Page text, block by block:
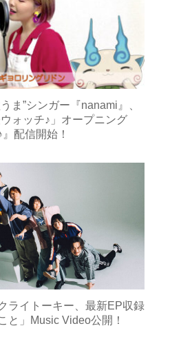
ま”シンガー『nanami』、
ォッチ♪」オープニング
配信開始！
ライトーキー、最新EP収録
と」Music Video公開！